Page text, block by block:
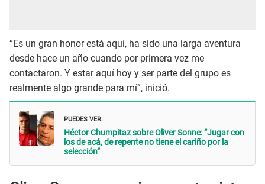
“Es un gran honor está aquí, ha sido una larga aventura
desde hace un año cuando por primera vez me
contactaron. Y estar aquí hoy y ser parte del grupo es
realmente algo grande para mí”, inició.
PUEDES VER:
Héctor Chumpitaz sobre Oliver Sonne: “Jugar con
los de acá, de repente no tiene el cariño por la
selección”